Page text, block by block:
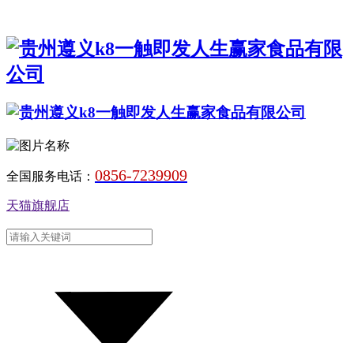
全国服务电话： 0856-7239909
天猫旗舰店